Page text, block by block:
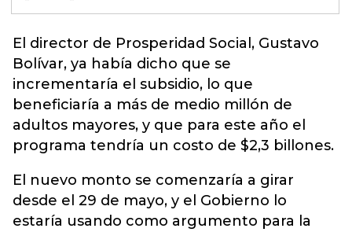
El director de Prosperidad Social, Gustavo
Bolívar, ya había dicho que se
incrementaría el subsidio, lo que
beneficiaría a más de medio millón de
adultos mayores, y que para este año el
programa tendría un costo de $2,3 billones.
El nuevo monto se comenzaría a girar
desde el 29 de mayo, y el Gobierno lo
estaría usando como argumento para la